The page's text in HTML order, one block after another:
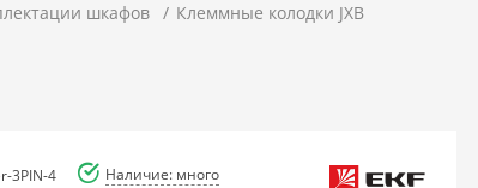
шкафов
Клеммные колодки JXB
3PIN-4 Наличие: много